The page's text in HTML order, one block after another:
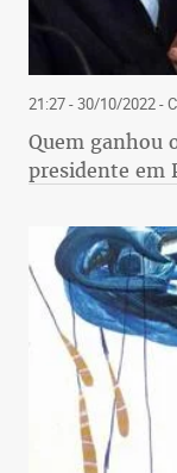
21:27 - 30/10/2022-
Quem ganhou
presidente em